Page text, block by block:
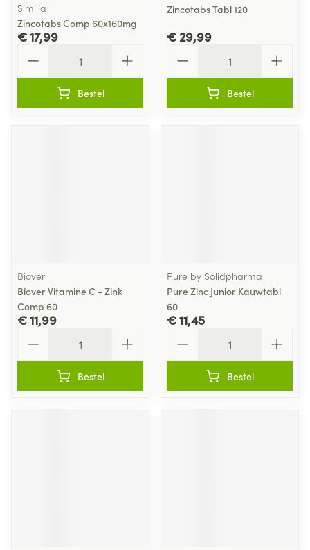
Similia
Zincotabs Comp 60x160mg
€ 17,99
Bestel
Zincotabs Tabl 120
€ 29,99
Bestel
Biover
Biover Vitamine C + Zink
Comp 60
€ 11,99
Bestel
Pure by Solidpharma
Pure Zinc Junior Kauwtabl
60
€ 11,45
Bestel